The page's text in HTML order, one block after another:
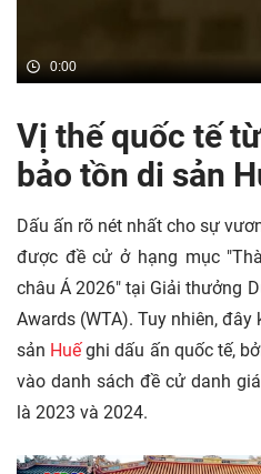
0:00
Vị thế quốc tế
bảo tồn di sản
Dấu ấn rõ nét nhất cho sự
được đề cử ở hạng mục
châu Á 2026" tại Giải thưởng
Awards (WTA). Tuy nhiên,
sản Huếghi dấu ấn quốc tế,
vào danh sách đề cử danh
là 2023 và 2024.